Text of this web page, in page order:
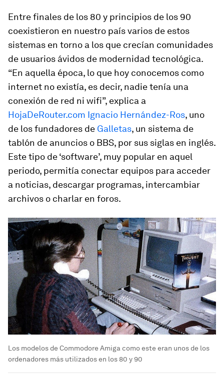
Entre finales de los 80 y principios de los 90
coexistieron en nuestro país varios de estos
sistemas en torno a los que crecían comunidades
de usuarios ávidos de modernidad tecnológica.
“En aquella época, lo que hoy conocemos como
internet no existía, es decir, nadie tenía una
conexión de red ni wifi”, explica a
HojaDeRouter.com Ignacio Hernández-Ros, uno
de los fundadores de Galletas, un sistema de
tablón de anuncios o BBS, por sus siglas en inglés.
Este tipo de ‘software’, muy popular en aquel
periodo, permitía conectar equipos para acceder
a noticias, descargar programas, intercambiar
archivos o charlar en foros.
Los modelos de Commodore Amiga como este eran unos de los
ordenadores más utilizados en los 80 y 90